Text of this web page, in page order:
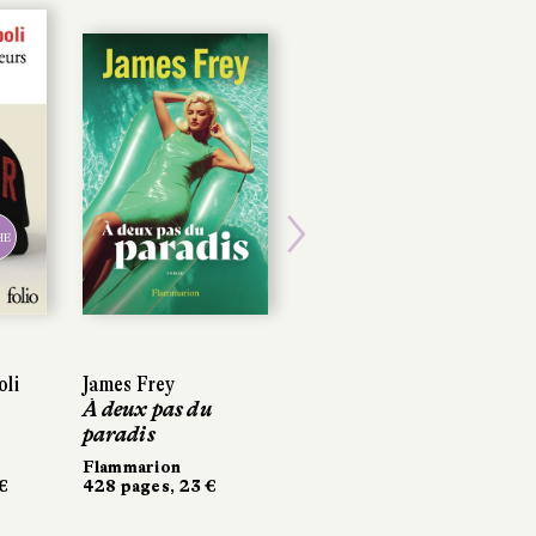
James Frey
À deux pas du
paradis
Flammarion
428 pages, 23 €
James Frey
À deux pas du
paradis
Flammarion
428 pages, 23 €